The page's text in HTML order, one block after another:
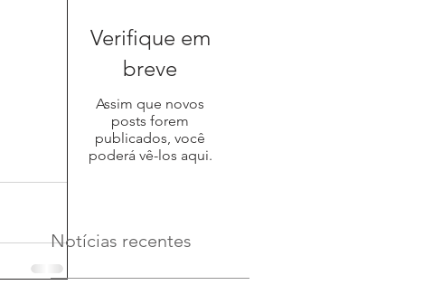
Verifique em
breve
Assim que novos
posts forem
publicados, você
poderá vê-los aqui.
Notícias recentes